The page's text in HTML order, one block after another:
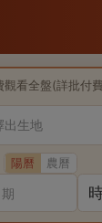
觀看全盤(詳批付
出生地
陽曆 農曆